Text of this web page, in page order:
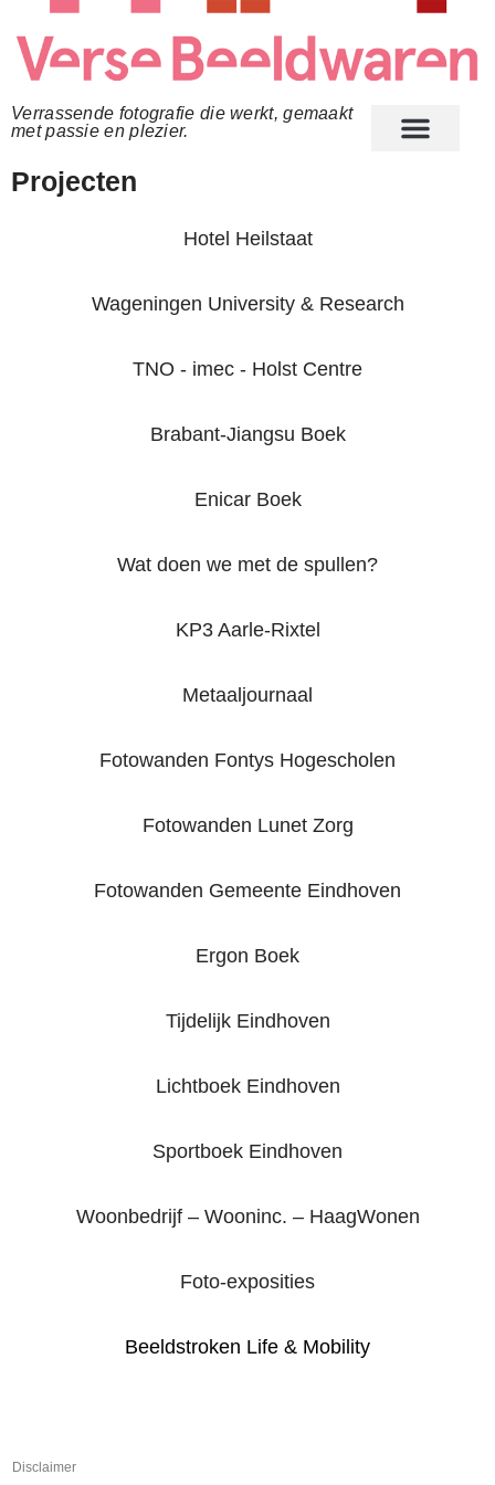
Verrassende fotografie die werkt, gemaakt
met passie en plezier.
Projecten
Hotel Heilstaat
Wageningen University & Research
TNO - imec - Holst Centre
Brabant-Jiangsu Boek
Enicar Boek
Wat doen we met de spullen?
KP3 Aarle-Rixtel
Metaaljournaal
Fotowanden Fontys Hogescholen
Fotowanden Lunet Zorg
Fotowanden Gemeente Eindhoven
Ergon Boek
Tijdelijk Eindhoven
Lichtboek Eindhoven
Sportboek Eindhoven
Woonbedrijf – Wooninc. – HaagWonen
Foto-exposities
Beeldstroken Life & Mobility
Disclaimer